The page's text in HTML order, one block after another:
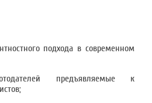
подхода в современном
предъявляемые к